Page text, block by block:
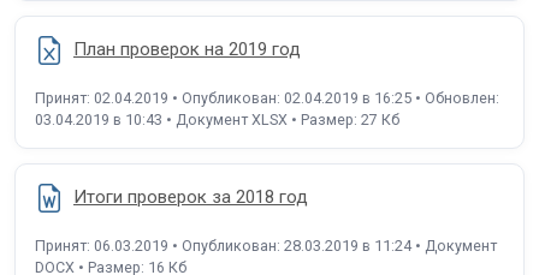
План проверок на 2019 год
Принят: 02.04.2019 • Опубликован: 02.04.2019 в 16:25 • Обновлен:
03.04.2019 в 10:43 • Документ XLSX • Размер: 27 Кб
Итоги проверок за 2018 год
Принят: 06.03.2019 • Опубликован: 28.03.2019 в 11:24 • Документ
DOCX • Размер: 16 Кб